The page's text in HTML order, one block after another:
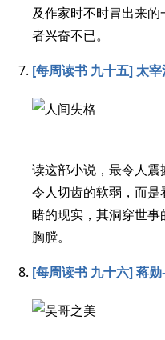
及作家时不时冒出来
者兴奋不已。
[每周读书 九十五] 太
读这部小说，最令人
令人切齿的软弱，而
睹的现实，其洞穿世
胸膛。
[每周读书 九十六] 蒋